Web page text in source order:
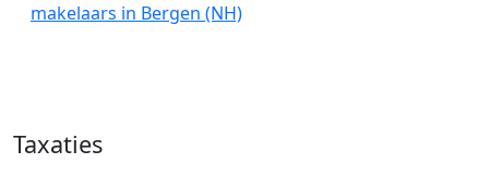
makelaars in Bergen (NH)
Taxaties